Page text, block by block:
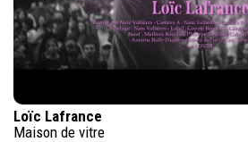
Loïc Lafrance
Maison de vitre